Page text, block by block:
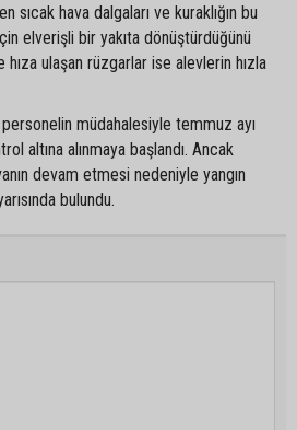
sıcak hava dalgaları ve kuraklığın bu
elverişli bir yakıta dönüştürdüğünü
ulaşan rüzgarlar ise alevlerin hızla
müdahalesiyle temmuz ayı
altına alınmaya başlandı. Ancak
devam etmesi nedeniyle yangın
bulundu.